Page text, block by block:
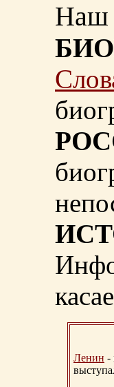
Наш
Ленин -